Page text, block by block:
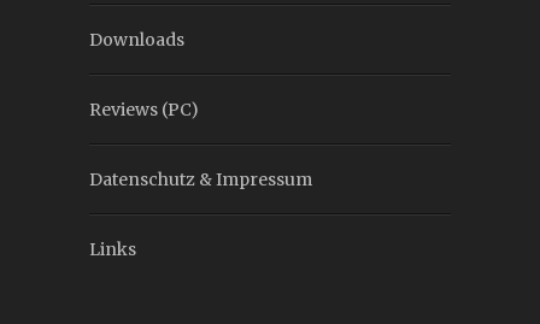
Downloads
Reviews (PC)
Datenschutz & Impressum
Links